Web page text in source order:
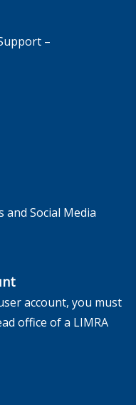
–
and Social Media
account, you must
office of a LIMRA